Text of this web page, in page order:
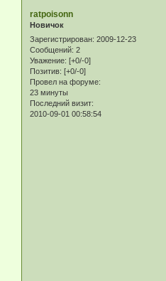
ratpoisonn
Новичок
Зарегистрирован: 2009-12-23
Сообщений: 2
Уважение: [+0/-0]
Позитив: [+0/-0]
Провел на форуме:
23 минуты
Последний визит:
2010-09-01 00:58:54